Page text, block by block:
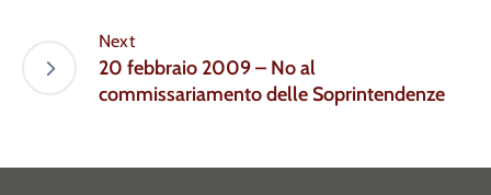
Next
20 febbraio 2009 – No al
commissariamento delle Soprintendenze